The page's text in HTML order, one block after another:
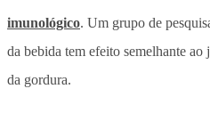
imunológico. Um grupo de
da bebida tem efeito semelhante
da gordura.